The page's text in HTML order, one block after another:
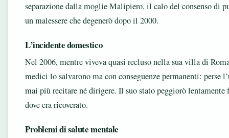
separazione dalla moglie Malipiero, il calo del consenso di
un malessere che degenerò dopo il 2000.
L’incidente domestico
Nel 2006, mentre viveva quasi recluso nella sua villa di
medici lo salvarono ma con conseguenze permanenti: perse
mai più recitare né dirigere. Il suo stato peggiorò
dove era ricoverato.
Problemi di salute mentale